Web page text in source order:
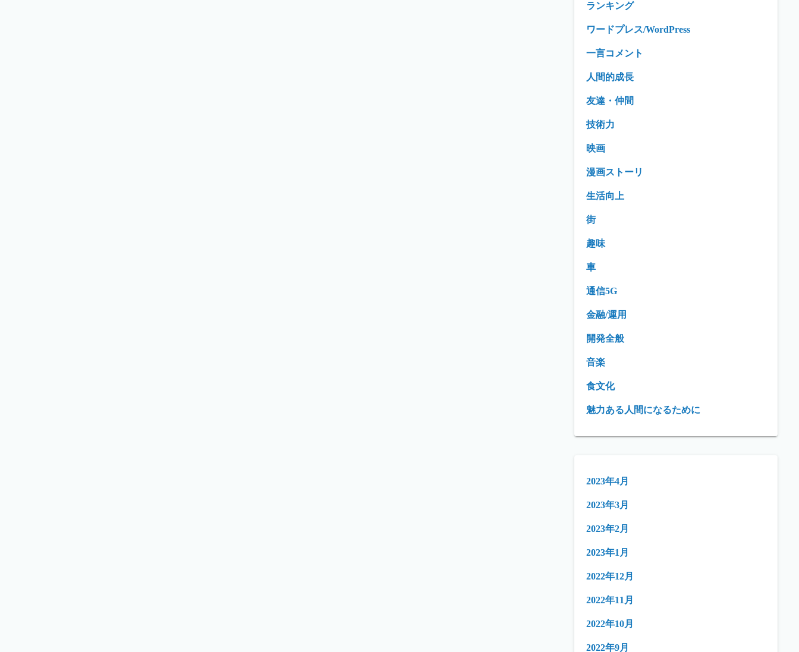
ランキング
ワードプレス/WordPress
一言コメント
人間的成長
友達・仲間
技術力
映画
漫画ストーリ
生活向上
街
趣味
車
通信5G
金融/運用
開発全般
音楽
食文化
魅力ある人間になるために
2023年4月
2023年3月
2023年2月
2023年1月
2022年12月
2022年11月
2022年10月
2022年9月